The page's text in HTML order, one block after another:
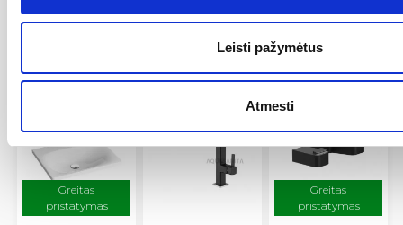
Leisti pažymėtus
Atmesti
Greitas
pristatymas
Greitas
pristatymas